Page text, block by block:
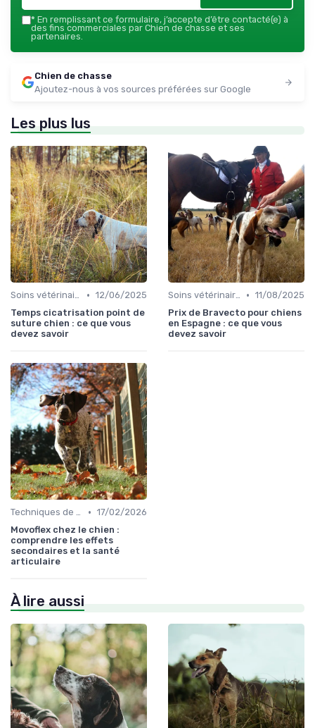
* En remplissant ce formulaire, j’accepte d’être contacté(e) à
des fins commerciales par Chien de chasse et ses
partenaires.
Chien de chasse
Ajoutez-nous à vos sources préférées sur Google
Les plus lus
Soins vétérinaires pour chiens de chasse • 12/06/2025
Temps cicatrisation point de
suture chien : ce que vous
devez savoir
Soins vétérinaires pour chiens de chasse • 11/08/2025
Prix de Bravecto pour chiens
en Espagne : ce que vous
devez savoir
Techniques de base • 17/02/2026
Movoflex chez le chien :
comprendre les effets
secondaires et la santé
articulaire
À lire aussi